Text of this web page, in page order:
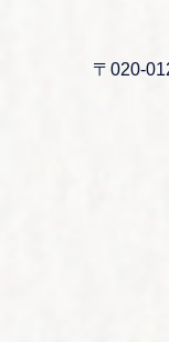
〒020-